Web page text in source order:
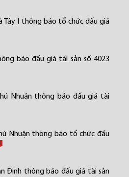
Tây I thông báo tổ chức đấu giá
báo đấu giá tài sản số 4023
Nhuận thông báo đấu giá tài
Nhuận thông báo tổ chức đấu
Định thông báo đấu giá tài sản